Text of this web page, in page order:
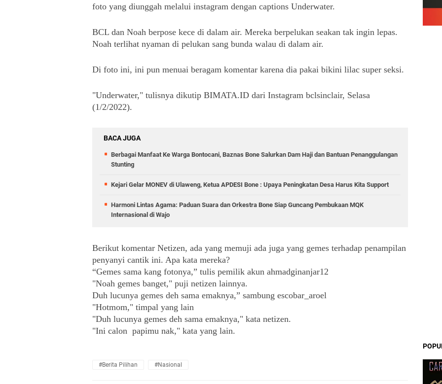
foto yang diunggah melalui instagram dengan captions Underwater.
BCL dan Noah berpose kece di dalam air. Mereka berpelukan seakan tak ingin lepas.
Noah terlihat nyaman di pelukan sang bunda walau di dalam air.
Di foto ini, ini pun menuai beragam komentar karena dia pakai bikini lilac super seksi.
"Underwater," tulisnya dikutip BIMATA.ID dari Instagram bclsinclair, Selasa
(1/2/2022).
BACA JUGA
Berbagai Manfaat Ke Warga Bontocani, Baznas Bone Salurkan Dam Haji dan Bantuan Penanggulangan
Stunting
Kejari Gelar MONEV di Ulaweng, Ketua APDESI Bone : Upaya Peningkatan Desa Harus Kita Support
Harmoni Lintas Agama: Paduan Suara dan Orkestra Bone Siap Guncang Pembukaan MQK
Internasional di Wajo
Berikut komentar Netizen, ada yang memuji ada juga yang gemes terhadap penampilan
penyanyi cantik ini. Apa kata mereka?
“Gemes sama kang fotonya,” tulis pemilik akun ahmadginanjar12
"Noah gemes banget," puji netizen lainnya.
Duh lucunya gemes deh sama emaknya,” sambung escobar_aroel
"Hotmom," timpal yang lain
"Duh lucunya gemes deh sama emaknya," kata netizen.
"Ini calon  papimu nak," kata yang lain.
#Berita Pilihan #Nasional